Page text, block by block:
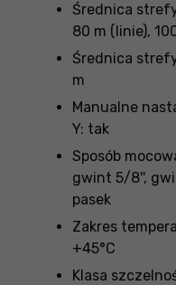
Średnica
80 m (linie),
Średnica
m
Manualne
Y: tak
Sposób
gwint 5/8'',
pasek
Zakres
+45°C
Klasa